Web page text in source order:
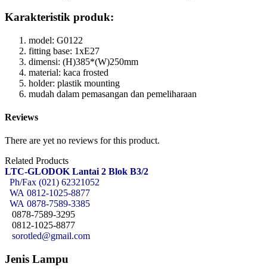
Karakteristik produk:
model: G0122
fitting base: 1xE27
dimensi: (H)385*(W)250mm
material: kaca frosted
holder: plastik mounting
mudah dalam pemasangan dan pemeliharaan
Reviews
There are yet no reviews for this product.
Related Products
LTC-GLODOK Lantai 2 Blok B3/2
Ph/Fax (021) 62321052
WA 0812-1025-8877
WA 0878-7589-3385
0878-7589-3295
0812-1025-8877
sorotled@gmail.com
Jenis Lampu